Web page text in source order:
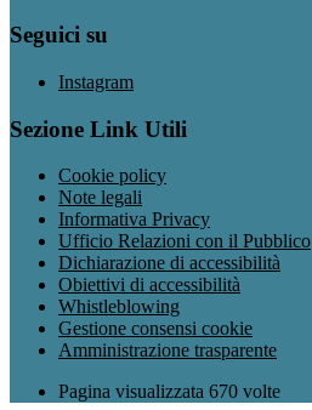
Seguici su
Instagram
Sezione Link Utili
Cookie policy
Note legali
Informativa Privacy
Ufficio Relazioni con il Pubblico
Dichiarazione di accessibilità
Obiettivi di accessibilità
Whistleblowing
Gestione consensi cookie
Amministrazione trasparente
Pagina visualizzata 670 volte